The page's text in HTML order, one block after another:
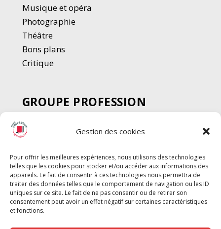
Gestion des cookies
Pour offrir les meilleures expériences, nous utilisons des technologies
telles que les cookies pour stocker et/ou accéder aux informations des
appareils. Le fait de consentir à ces technologies nous permettra de
traiter des données telles que le comportement de navigation ou les ID
uniques sur ce site. Le fait de ne pas consentir ou de retirer son
consentement peut avoir un effet négatif sur certaines caractéristiques
et fonctions.
Musique et opéra
Photographie
Théâtre
Bons plans
Critique
GROUPE PROFESSION
SPECTACLE
Chèque Intermittents
Chèque Compta
Chèque Emploi Spectacle
G-Pods
Profession Audio-visuel